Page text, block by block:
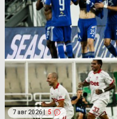
7 авг 2026 | 5